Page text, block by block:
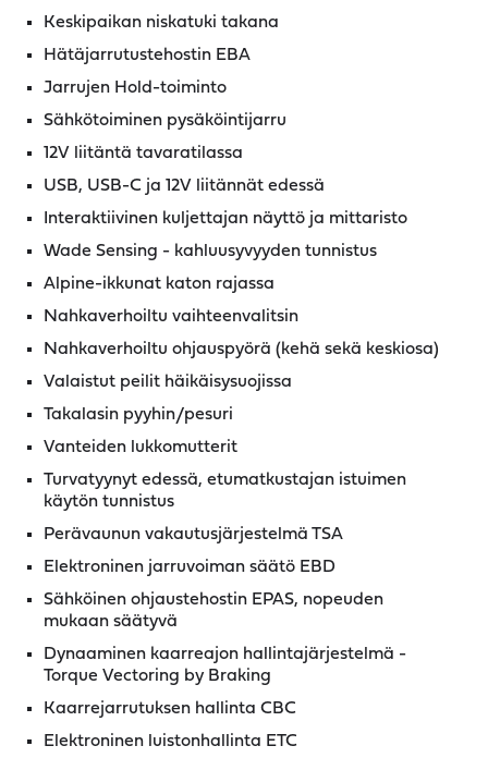
Keskipaikan niskatuki takana
Hätäjarrutustehostin EBA
Jarrujen Hold-toiminto
Sähkötoiminen pysäköintijarru
12V liitäntä tavaratilassa
USB, USB-C ja 12V liitännät edessä
Interaktiivinen kuljettajan näyttö ja mittaristo
Wade Sensing - kahluusyvyyden tunnistus
Alpine-ikkunat katon rajassa
Nahkaverhoiltu vaihteenvalitsin
Nahkaverhoiltu ohjauspyörä (kehä sekä keskiosa)
Valaistut peilit häikäisysuojissa
Takalasin pyyhin/pesuri
Vanteiden lukkomutterit
Turvatyynyt edessä, etumatkustajan istuimen
käytön tunnistus
Perävaunun vakautusjärjestelmä TSA
Elektroninen jarruvoiman säätö EBD
Sähköinen ohjaustehostin EPAS, nopeuden
mukaan säätyvä
Dynaaminen kaarreajon hallintajärjestelmä -
Torque Vectoring by Braking
Kaarrejarrutuksen hallinta CBC
Elektroninen luistonhallinta ETC